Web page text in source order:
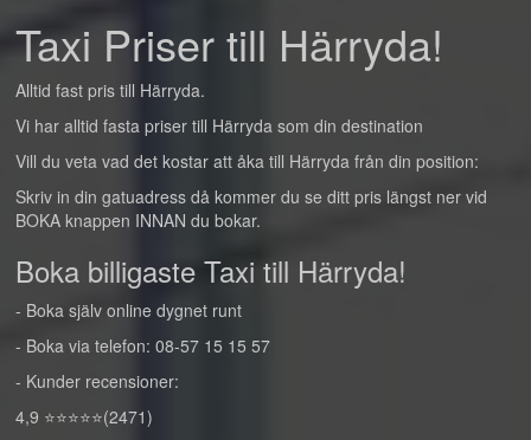
Taxi Priser till Härryda!
Alltid fast pris till Härryda.
Vi har alltid fasta priser till Härryda som din destination
Vill du veta vad det kostar att åka till Härryda från din position:
Skriv in din gatuadress då kommer du se ditt pris längst ner vid
BOKA knappen INNAN du bokar.
Boka billigaste Taxi till Härryda!
- Boka själv online dygnet runt
- Boka via telefon: 08-57 15 15 57
- Kunder recensioner:
4,9 ⭐⭐⭐⭐⭐(2471)